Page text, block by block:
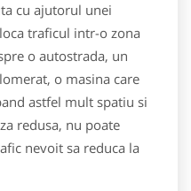
cu ajutorul unei
traficul intr-o zona
o autostrada, un
o masina care
astfel mult spatiu si
redusa, nu poate
nevoit sa reduca la